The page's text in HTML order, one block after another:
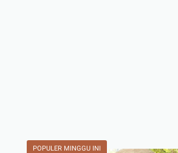
POPULER MINGGU INI